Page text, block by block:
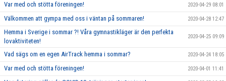
Var med och stötta föreningen! 2020-04-29 08:01
Välkommen att gympa med oss i väntan på sommaren! 2020-04-28 12:47
Hemma i Sverige i sommar ?! Våra gymnastikläger är den perfekta
lovaktiviteten!
2020-04-25 09:09
Vad sägs om en egen AirTrack hemma i sommar? 2020-04-24 18:05
Var med och stötta föreningen! 2020-04-01 11:41